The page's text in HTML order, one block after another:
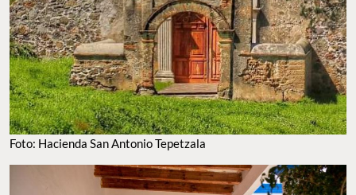
FOTO: HACIENDA SAN ANTONIO TEPETZALA